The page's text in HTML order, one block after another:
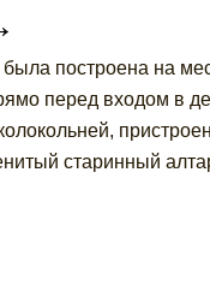
построена на
перед входом в
старинный